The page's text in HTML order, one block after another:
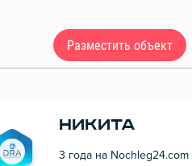
Разместить объект
Никита
3 года на Nochleg24.com